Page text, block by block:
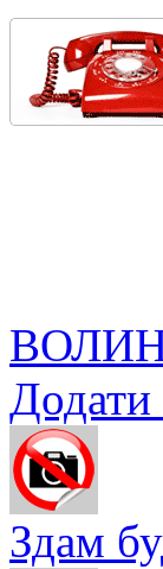
Додати
Здам